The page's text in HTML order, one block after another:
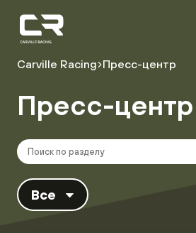
version="1.0"
encoding="utf-
О команде
Пилоты
Carville Racing Пресс-центр
Пресс-центр
Все